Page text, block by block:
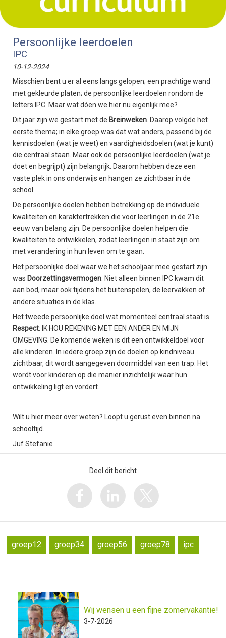
Persoonlijke leerdoelen
IPC
10-12-2024
Misschien bent u er al eens langs gelopen; een prachtige wand
met gekleurde platen; de persoonlijke leerdoelen rondom de
letters IPC. Maar wat dóen we hier nu eigenlijk mee?
Dit jaar zijn we gestart met de Breinweken . Daarop volgde het
eerste thema; in elke groep was dat wat anders, passend bij de
kennisdoelen (wat je weet) en vaardigheidsdoelen (wat je kunt)
die centraal staan. Maar ook de persoonlijke leerdoelen (wat je
doet en begrijpt) zijn belangrijk. Daarom hebben deze een
vaste plek in ons onderwijs en hangen ze zichtbaar in de
school.
De persoonlijke doelen hebben betrekking op de individuele
kwaliteiten en karaktertrekken die voor leerlingen in de 21e
eeuw van belang zijn. De persoonlijke doelen helpen die
kwaliteiten te ontwikkelen, zodat leerlingen in staat zijn om
met verandering in hun leven om te gaan.
Het persoonlijke doel waar we het schooljaar mee gestart zijn
was Doorzettingsvermogen . Niet alleen binnen IPC kwam dit
aan bod, maar ook tijdens het buitenspelen, de leervakken of
andere situaties in de klas.
Het tweede persoonlijke doel wat momenteel centraal staat is
Respect: IK HOU REKENING MET EEN ANDER EN MIJN
OMGEVING. De komende weken is dit een ontwikkeldoel voor
alle kinderen. In iedere groep zijn de doelen op kindniveau
zichtbaar, dit wordt aangegeven doormiddel van een trap. Het
wordt voor kinderen op die manier inzichtelijk waar hun
ontwikkeling ligt en vordert.
Wilt u hier meer over weten? Loopt u gerust even binnen na
schooltijd.
Juf Stefanie
Deel dit bericht
groep12 groep34 groep56 groep78 ipc
Wij wensen u een fijne zomervakantie!
3-7-2026